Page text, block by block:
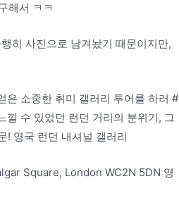
해서 ㅋㅋ
히 사진으로 남겨놨기 때문이지만,
은 소중한 취미 갤러리 투어를 하러 #
낄 수 있었던 런던 거리의 분위기, 그
! 영국 런던 내셔널 갤러리
Square, London WC2N 5DN 영